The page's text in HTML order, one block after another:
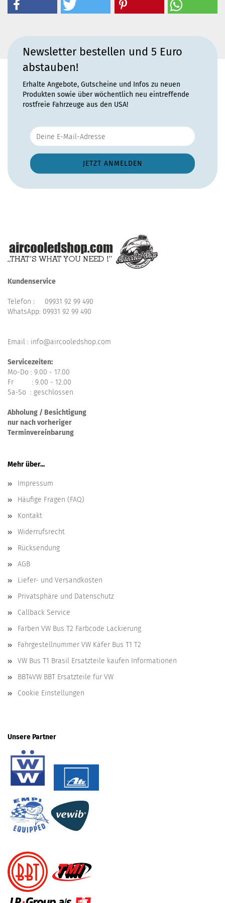
Newsletter bestellen und 5 Euro
abstauben!
Erhalte Angebote, Gutscheine und Infos zu neuen
Produkten sowie über wöchentlich neu eintreffende
rostfreie Fahrzeuge aus den USA!
Kundenservice
Telefon : 09931 92 99 490
WhatsApp: 09931 92 99 490
Email : info@aircooledshop.com
Servicezeiten:
Mo-Do : 9.00 - 17.00
Fr : 9.00 - 12.00
Sa-So : geschlossen
Abholung / Besichtigung
nur nach vorheriger
Terminvereinbarung
Mehr über...
Impressum
Häufige Fragen (FAQ)
Kontakt
Widerrufsrecht
Rücksendung
AGB
Liefer- und Versandkosten
Privatsphäre und Datenschutz
Callback Service
Farben VW Bus T2 Farbcode Lackierung
Fahrgestellnummer VW Käfer Bus T1 T2
VW Bus T1 Brasil Ersatzteile kaufen Informationen
BBT4VW BBT Ersatzteile für VW
Cookie Einstellungen
Unsere Partner